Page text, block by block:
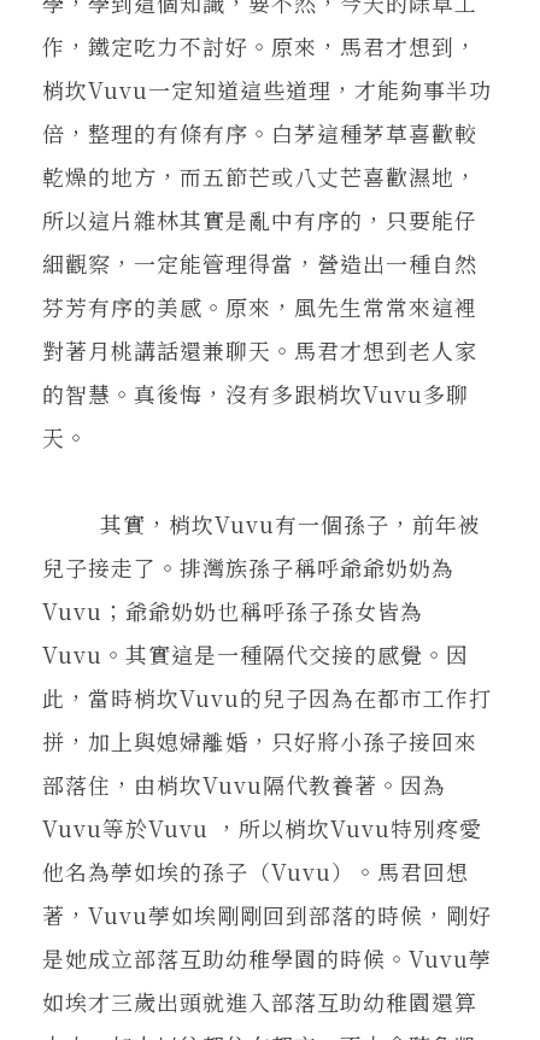
作，鐵定吃力不討好。原來，馬君才想到，
梢坎Vuvu一定知道這些道理，才能夠事半功
倍，整理的有條有序。白茅這種茅草喜歡較
乾燥的地方，而五節芒或八丈芒喜歡濕地，
所以這片雜林其實是亂中有序的，只要能仔
細觀察，一定能管理得當，營造出一種自然
芬芳有序的美感。原來，風先生常常來這裡
對著月桃講話還兼聊天。馬君才想到老人家
的智慧。真後悔，沒有多跟梢坎Vuvu多聊
天。
其實，梢坎Vuvu有一個孫子，前年被
兒子接走了。排灣族孫子稱呼爺爺奶奶為
Vuvu；爺爺奶奶也稱呼孫子孫女皆為
Vuvu。其實這是一種隔代交接的感覺。因
此，當時梢坎Vuvu的兒子因為在都市工作打
拼，加上與媳婦離婚，只好將小孫子接回來
部落住，由梢坎Vuvu隔代教養著。因為
Vuvu等於Vuvu ，所以梢坎Vuvu特別疼愛
他名為荸如埃的孫子（Vuvu）。馬君回想
著，Vuvu荸如埃剛剛回到部落的時候，剛好
是她成立部落互助幼稚學園的時候。Vuvu荸
如埃才三歲出頭就進入部落互助幼稚園還算